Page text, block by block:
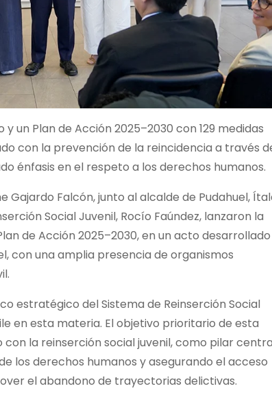
Plan de Acción 2025–2030 con 129 medidas
con la prevención de la reincidencia a través
énfasis en el respeto a los derechos humanos.
Gajardo Falcón, junto al alcalde de Pudahuel,
Social Juvenil, Rocío Faúndez, lanzaron la
de Acción 2025–2030, en un acto desarrollado
con una amplia presencia de organismos
estratégico del Sistema de Reinserción Social
en esta materia. El objetivo prioritario de esta
la reinserción social juvenil, como pilar
los derechos humanos y asegurando el acceso
el abandono de trayectorias delictivas.